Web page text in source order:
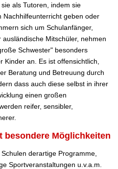
als Tutoren, indem sie
Nachhilfeunterricht geben oder
sich um Schulanfänger,
Mitschüler, nehmen
Schwester" besonders
an. Es ist offensichtlich,
Beratung und Betreuung durch
dass auch diese selbst in ihrer
einen großen
reifer, sensibler,
besondere Möglichkeiten
derartige Programme,
Sportveranstaltungen u.v.a.m.